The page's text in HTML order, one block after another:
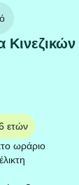
ετών
ωράριο